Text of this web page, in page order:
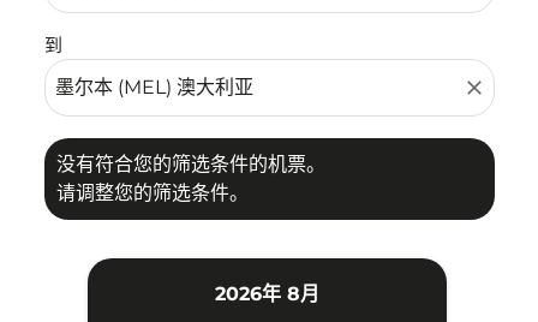
到
close
没有符合您的筛选条件的机票。
请调整您的筛选条件。
2026年 8月